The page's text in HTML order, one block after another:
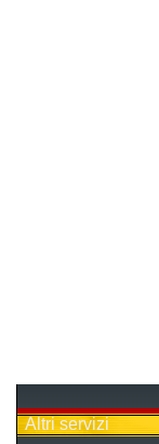
Altri servizi